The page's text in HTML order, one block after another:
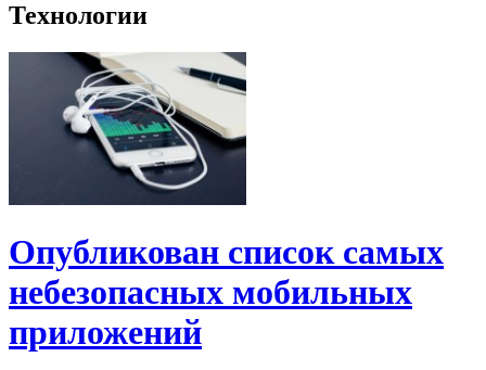
Технологии
Опубликован список самых
небезопасных мобильных
приложений